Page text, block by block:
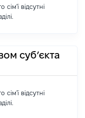
відсутні
суб’єкта
відсутні